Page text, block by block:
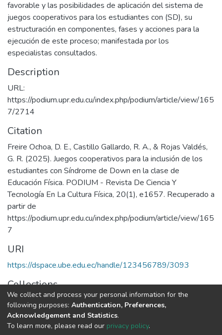
favorable y las posibilidades de aplicación del sistema de
juegos cooperativos para los estudiantes con (SD), su
estructuración en componentes, fases y acciones para la
ejecución de este proceso; manifestada por los
especialistas consultados.
Description
URL:
https://podium.upr.edu.cu/index.php/podium/article/view/165
7/2714
Citation
Freire Ochoa, D. E., Castillo Gallardo, R. A., & Rojas Valdés,
G. R. (2025). Juegos cooperativos para la inclusión de los
estudiantes con Síndrome de Down en la clase de
Educación Física. PODIUM - Revista De Ciencia Y
Tecnología En La Cultura Física, 20(1), e1657. Recuperado a
partir de
https://podium.upr.edu.cu/index.php/podium/article/view/165
7
URI
https://dspace.ube.edu.ec/handle/123456789/3093
Collections
Artículos Científicos
Full item page
We collect and process your personal information for the
following purposes: Authentication, Preferences,
Acknowledgement and Statistics.
To learn more, please read our privacy policy.